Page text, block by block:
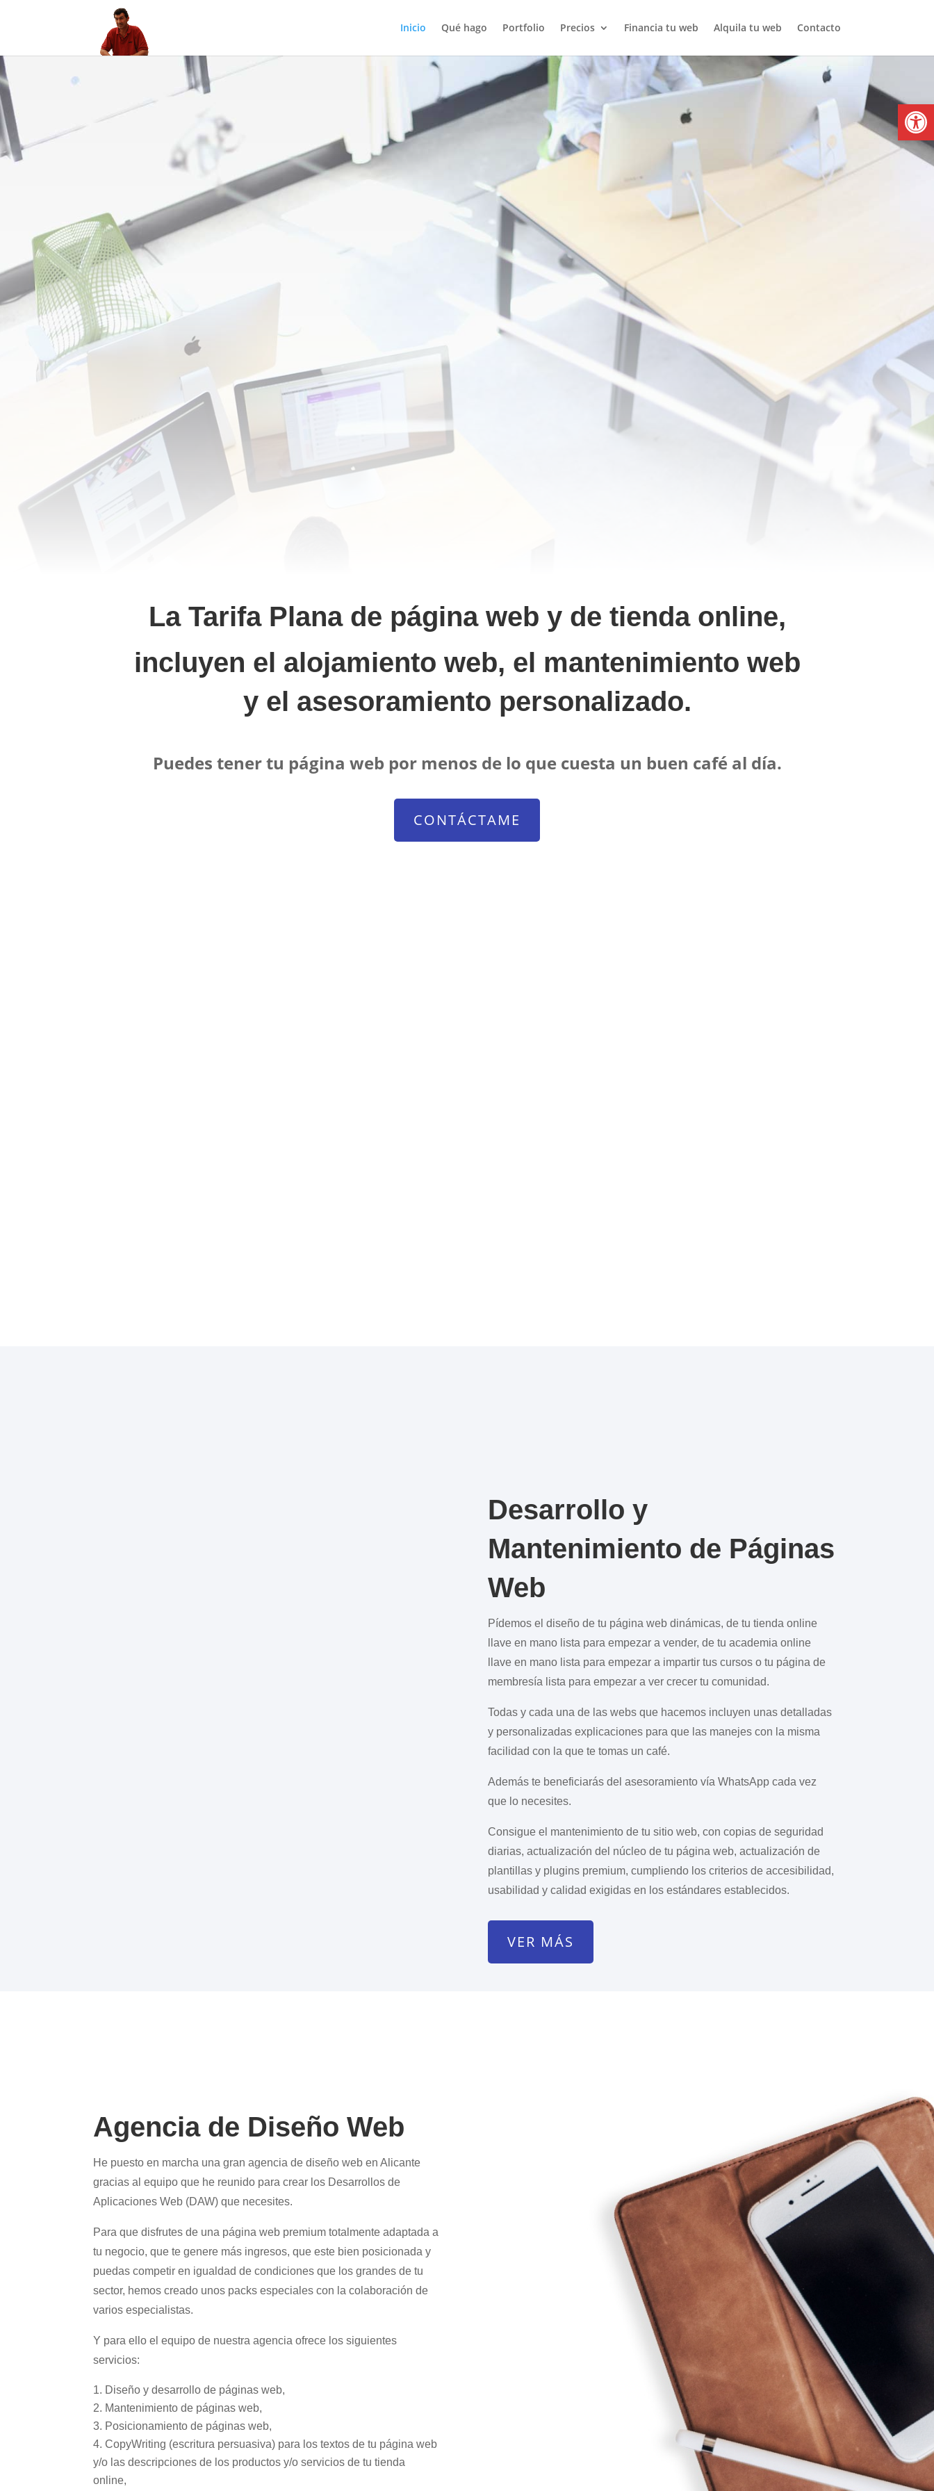
Inicio Qué hago Portfolio Precios Financia tu web Alquila tu web Contacto
Servicio de
Mantenimiento de
Páginas Web
¡Conecto a las personas!
¿Necesitas
✔una web?
✔que escriba tus post?
✔mantenimiento de la web?
✔
asesoramiento?
¡Permíteme llevarte a internet!
Ten una página web que genere ingresos desde 49€ mensuales
diseñada en exclusiva para empresas, autónomos y freelance o tu
tienda online desde 99€ mensuales.
La Tarifa Plana de página web y de tienda online,
incluyen el alojamiento web, el mantenimiento web
y el asesoramiento personalizado.
Puedes tener tu página web por menos de lo que cuesta un buen café al día.
CONTÁCTAME
Desarrollo y
Mantenimiento de Páginas
Web
Pídemos el diseño de tu página web dinámicas, de tu tienda online
llave en mano lista para empezar a vender, de tu academia online
llave en mano lista para empezar a impartir tus cursos o tu página de
membresía lista para empezar a ver crecer tu comunidad.
Todas y cada una de las webs que hacemos incluyen unas detalladas
y personalizadas explicaciones para que las manejes con la misma
facilidad con la que te tomas un café.
Además te beneficiarás del asesoramiento vía WhatsApp cada vez
que lo necesites.
Consigue el mantenimiento de tu sitio web, con copias de seguridad
diarias, actualización del núcleo de tu página web, actualización de
plantillas y plugins premium, cumpliendo los criterios de accesibilidad,
usabilidad y calidad exigidas en los estándares establecidos.
VER MÁS
Agencia de Diseño Web
He puesto en marcha una gran agencia de diseño web en Alicante
gracias al equipo que he reunido para crear los Desarrollos de
Aplicaciones Web (DAW) que necesites.
Para que disfrutes de una página web premium totalmente adaptada a
tu negocio, que te genere más ingresos, que este bien posicionada y
puedas competir en igualdad de condiciones que los grandes de tu
sector, hemos creado unos packs especiales con la colaboración de
varios especialistas.
Y para ello el equipo de nuestra agencia ofrece los siguientes
servicios:
Diseño y desarrollo de páginas web,
Mantenimiento de páginas web,
Posicionamiento de páginas web,
CopyWriting (escritura persuasiva) para los textos de tu página web
y/o las descripciones de los productos y/o servicios de tu tienda
online,